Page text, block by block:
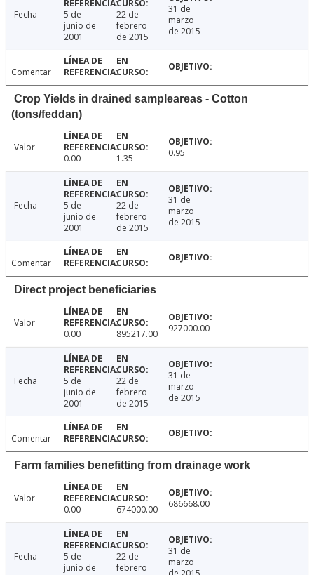
Fecha
5 de
junio de
2001
22 de
febrero
de 2015
31 de
marzo
de 2015
Comentar
Crop Yields in drained sampleareas - Cotton
(tons/feddan)
Valor
0.00
1.35 0.95
Fecha
5 de
junio de
2001
22 de
febrero
de 2015
31 de
marzo
de 2015
Comentar
Direct project beneficiaries
Valor
0.00
895217.00 927000.00
Fecha
5 de
junio de
2001
22 de
febrero
de 2015
31 de
marzo
de 2015
Comentar
Farm families benefitting from drainage work
Valor
0.00
674000.00 686668.00
Fecha
5 de
junio de
22 de
febrero
31 de
marzo